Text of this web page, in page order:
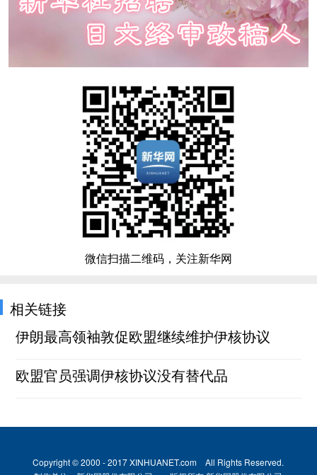
微信扫描二维码，关注新华网
相关链接
伊朗最高领袖敦促欧盟继续维护伊核协议
欧盟官员强调伊核协议没有替代品
Copyright © 2000 - 2017 XINHUANET.com All Rights Reserved.